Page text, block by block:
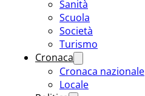
Sanità
Scuola
Società
Turismo
Cronaca
Cronaca nazionale
Locale